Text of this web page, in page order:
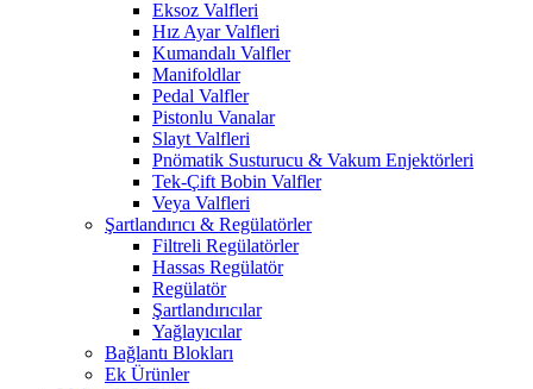
Eksoz Valfleri
Hız Ayar Valfleri
Kumandalı Valfler
Manifoldlar
Pedal Valfler
Pistonlu Vanalar
Slayt Valfleri
Pnömatik Susturucu & Vakum Enjektörleri
Tek-Çift Bobin Valfler
Veya Valfleri
Şartlandırıcı & Regülatörler
Filtreli Regülatörler
Hassas Regülatör
Regülatör
Şartlandırıcılar
Yağlayıcılar
Bağlantı Blokları
Ek Ürünler